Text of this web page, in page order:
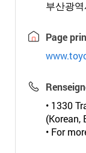
부산광
Page
• 1330
(Korean,
• For